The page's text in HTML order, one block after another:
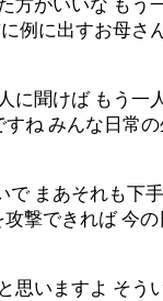
方がいいな もう
例に出すお母さ
に聞けば もう一
ね みんな日常
まあそれも下
撃できれば 今
思いますよ そう